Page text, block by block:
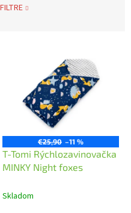
€25,90 –11 %
T-Tomi Rýchlozavinovačka
MINKY Night foxes
Skladom